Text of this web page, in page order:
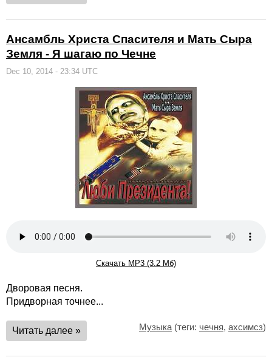
Ансамбль Христа Спасителя и Мать Сыра
Земля - Я шагаю по Чечне
Dec 10, 2014 - 23:34 UTC
Скачать MP3 (3.2 Мб)
Дворовая песня.
Придворная точнее...
Читать далее » Музыка (теги: чечня, ахсимсз)